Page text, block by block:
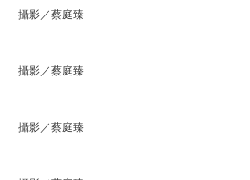
攝影／蔡庭臻
攝影／蔡庭臻
攝影／蔡庭臻